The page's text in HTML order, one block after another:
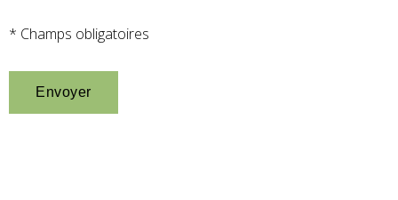
* Champs obligatoires